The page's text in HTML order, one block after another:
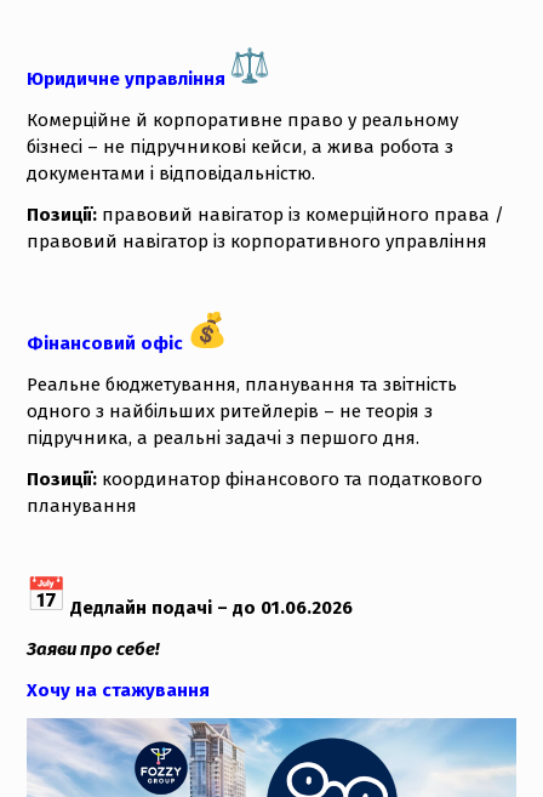
Юридичне управління
Комерційне й корпоративне право у реальному
бізнесі – не підручникові кейси, а жива робота з
документами і відповідальністю.
Позиції: правовий навігатор із комерційного права /
правовий навігатор із корпоративного управління
Фінансовий офіс
Реальне бюджетування, планування та звітність
одного з найбільших ритейлерів – не теорія з
підручника, а реальні задачі з першого дня.
Позиції: координатор фінансового та податкового
планування
Дедлайн подачі – до 01.06.2026
Заяви про себе!
Хочу на стажування